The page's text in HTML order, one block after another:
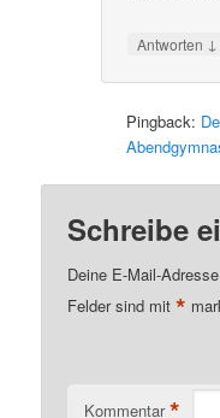
Antworten ↓
Pingback:
Schreibe
Deine E-Mail-
Felder sind mit*
Kommentar